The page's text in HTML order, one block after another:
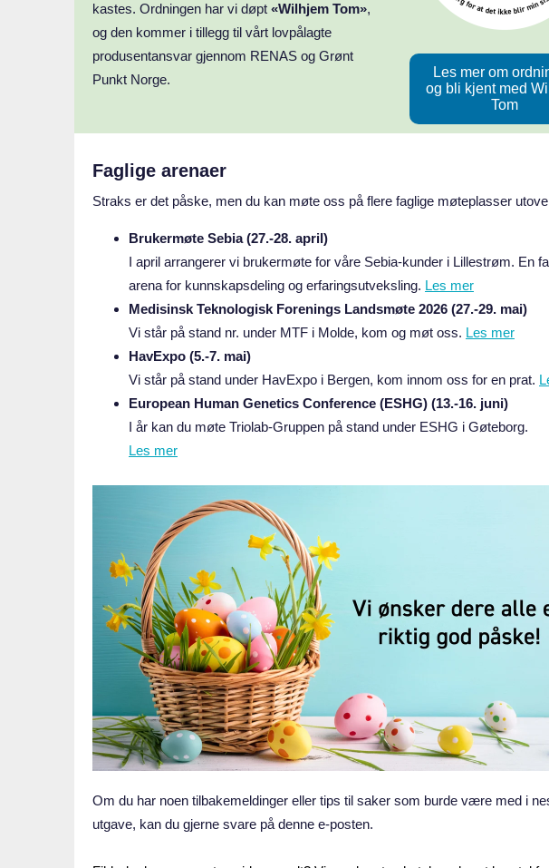
kastes. Ordningen har vi døpt «Wilhjem Tom»,
og den kommer i tillegg til vårt lovpålagte
produsentansvar gjennom RENAS og Grønt
Punkt Norge.
Les mer om
og bli kjent med
Tom
Faglige arenaer
Straks er det påske, men du kan møte oss på flere faglige møteplasser
Brukermøte Sebia (27.-28. april)
I april arrangerer vi brukermøte for våre Sebia-kunder i Lillestrøm. En
arena for kunnskapsdeling og erfaringsutveksling. Les mer
Medisinsk Teknologisk Forenings Landsmøte 2026 (27.-29. mai)
Vi står på stand nr. under MTF i Molde, kom og møt oss. Les mer
HavExpo (5.-7. mai)
Vi står på stand under HavExpo i Bergen, kom innom oss for en prat.
European Human Genetics Conference (ESHG) (13.-16. juni)
I år kan du møte Triolab-Gruppen på stand under ESHG i Gøteborg.
Les mer
Om du har noen tilbakemeldinger eller tips til saker som burde være med i
utgave, kan du gjerne svare på denne e‑posten.